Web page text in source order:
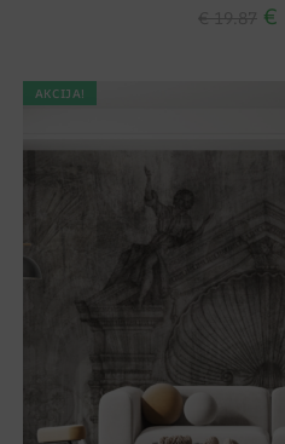
€
AKCIJA!